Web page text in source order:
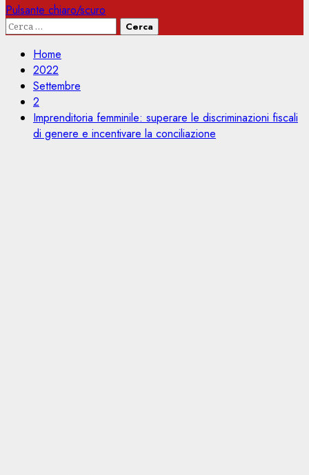
Pulsante chiaro/scuro
Ricerca
Home
2022
Settembre
2
Imprenditoria femminile: superare le discriminazioni fiscali
di genere e incentivare la conciliazione